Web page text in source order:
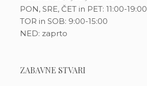
PON, SRE, ČET in PET: 11:00-19:00
TOR in SOB: 9:00-15:00
NED: zaprto
ZABAVNE STVARI